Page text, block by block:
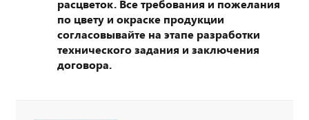
расцветок. Все требования и пожелания
по цвету и окраске продукции
согласовывайте на этапе разработки
технического задания и заключения
договора.